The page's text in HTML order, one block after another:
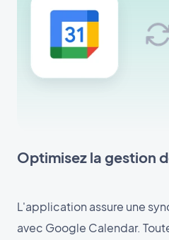
Optimisez la gestion
L'application assure une
avec Google Calendar.